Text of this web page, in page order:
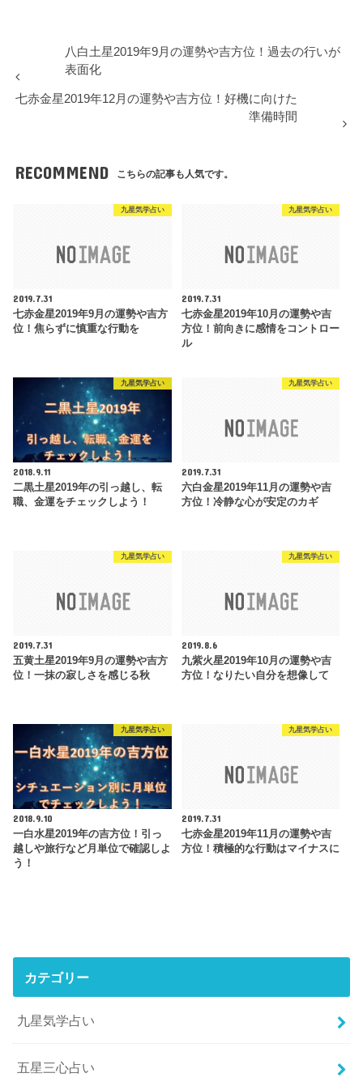
八白土星2019年9月の運勢や吉方位！過去の行いが
表面化
七赤金星2019年12月の運勢や吉方位！好機に向けた
準備時間
RECOMMEND こちらの記事も人気です。
九星気学占い
2019.7.31
七赤金星2019年9月の運勢や吉方
位！焦らずに慎重な行動を
九星気学占い
2019.7.31
七赤金星2019年10月の運勢や吉
方位！前向きに感情をコントロー
ル
九星気学占い
2018.9.11
二黒土星2019年の引っ越し、転
職、金運をチェックしよう！
九星気学占い
2019.7.31
六白金星2019年11月の運勢や吉
方位！冷静な心が安定のカギ
九星気学占い
2019.7.31
五黄土星2019年9月の運勢や吉方
位！一抹の寂しさを感じる秋
九星気学占い
2019.8.6
九紫火星2019年10月の運勢や吉
方位！なりたい自分を想像して
九星気学占い
2018.9.10
一白水星2019年の吉方位！引っ
越しや旅行など月単位で確認しよ
う！
九星気学占い
2019.7.31
七赤金星2019年11月の運勢や吉
方位！積極的な行動はマイナスに
カテゴリー
九星気学占い
五星三心占い